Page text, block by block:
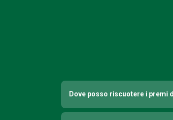
Dove posso riscuotere i premi